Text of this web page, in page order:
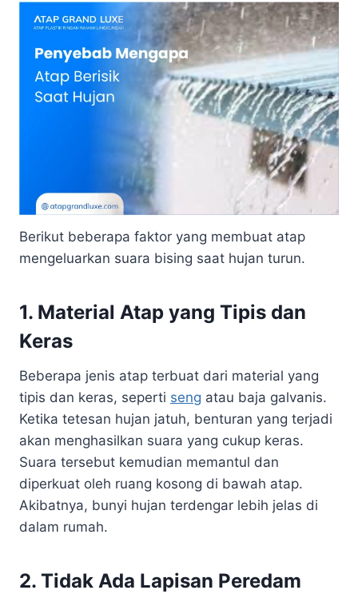
Berikut beberapa faktor yang membuat atap
mengeluarkan suara bising saat hujan turun.
1. Material Atap yang Tipis dan
Keras
Beberapa jenis atap terbuat dari material yang
tipis dan keras, seperti seng atau baja galvanis.
Ketika tetesan hujan jatuh, benturan yang terjadi
akan menghasilkan suara yang cukup keras.
Suara tersebut kemudian memantul dan
diperkuat oleh ruang kosong di bawah atap.
Akibatnya, bunyi hujan terdengar lebih jelas di
dalam rumah.
2. Tidak Ada Lapisan Peredam